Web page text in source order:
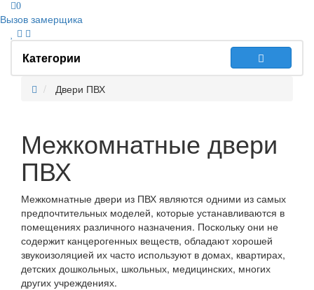
0
Вызов замерщика
Категории
Двери ПВХ
Межкомнатные двери
ПВХ
Межкомнатные двери из ПВХ являются одними из самых
предпочтительных моделей, которые устанавливаются в
помещениях различного назначения. Поскольку они не
содержит канцерогенных веществ, обладают хорошей
звукоизоляцией их часто используют в домах, квартирах,
детских дошкольных, школьных, медицинских, многих
других учреждениях.